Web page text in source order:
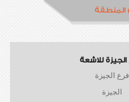
للاشعة
الجيزة
الجيزة